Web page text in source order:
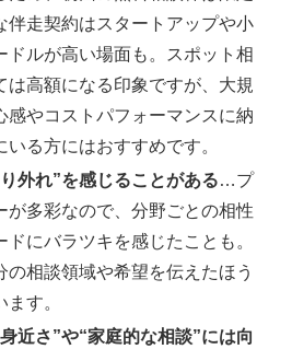
伴走契約はスタートアップや小
ドルが高い場面も。スポット相
は高額になる印象ですが、大規
感やコストパフォーマンスに納
る方にはおすすめです。
外れ”を感じることがある…プ
が多彩なので、分野ごとの相性
にバラツキを感じたことも。
の相談領域や希望を伝えたほう
す。
近さ”や“家庭的な相談”には向